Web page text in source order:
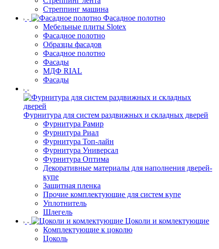
Стреппинг машина
Фасадное полотно
Мебельные плиты Slotex
Фасадное полотно
Образцы фасадов
Фасадное полотно
Фасады
МДФ RIAL
Фасады
Фурнитура для систем раздвижных и складных дверей
Фурнитура Рамир
Фурнитура Риал
Фурнитура Топ-лайн
Фурнитура Универсал
Фурнитура Оптима
Декоративные материалы для наполнения дверей-
купе
Защитная пленка
Прочие комплектующие для систем купе
Уплотнитель
Шлегель
Цоколи и комлектующие
Комплектующие к цоколю
Цоколь